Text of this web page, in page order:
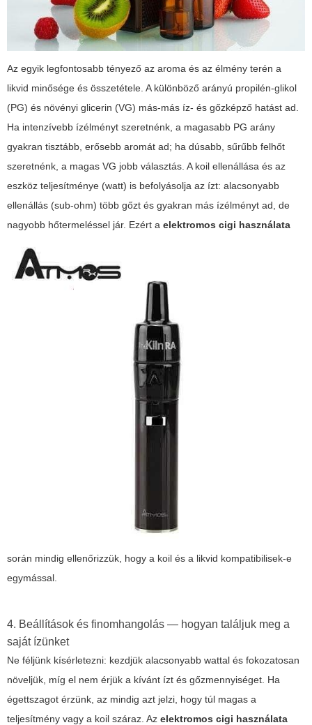
Az egyik legfontosabb tényező az aroma és az élmény terén a
likvid minősége és összetétele. A különböző arányú propilén-glikol
(PG) és növényi glicerin (VG) más-más íz- és gőzképző hatást ad.
Ha intenzívebb ízélményt szeretnénk, a magasabb PG arány
gyakran tisztább, erősebb aromát ad; ha dúsabb, sűrűbb felhőt
szeretnénk, a magas VG jobb választás. A koil ellenállása és az
eszköz teljesítménye (watt) is befolyásolja az ízt: alacsonyabb
ellenállás (sub-ohm) több gőzt és gyakran más ízélményt ad, de
nagyobb hőtermeléssel jár. Ezért a elektromos cigi használata
során mindig ellenőrizzük, hogy a koil és a likvid kompatibilisek-e
egymással.
4. Beállítások és finomhangolás — hogyan találjuk meg a
saját ízünket
Ne féljünk kísérletezni: kezdjük alacsonyabb wattal és fokozatosan
növeljük, míg el nem érjük a kívánt ízt és gőzmennyiséget. Ha
égettszagot érzünk, az mindig azt jelzi, hogy túl magas a
teljesítmény vagy a koil száraz. Az elektromos cigi használata